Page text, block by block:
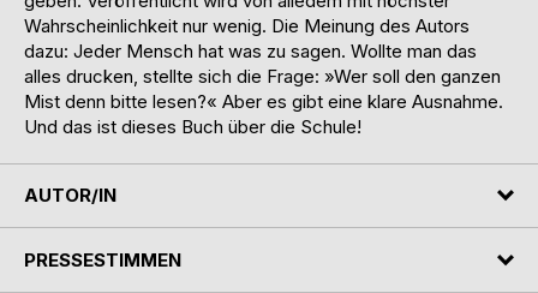
Wahrscheinlichkeit nur wenig. Die Meinung des Autors
dazu: Jeder Mensch hat was zu sagen. Wollte man das
alles drucken, stellte sich die Frage: »Wer soll den ganzen
Mist denn bitte lesen?« Aber es gibt eine klare Ausnahme.
Und das ist dieses Buch über die Schule!
AUTOR/IN
PRESSESTIMMEN